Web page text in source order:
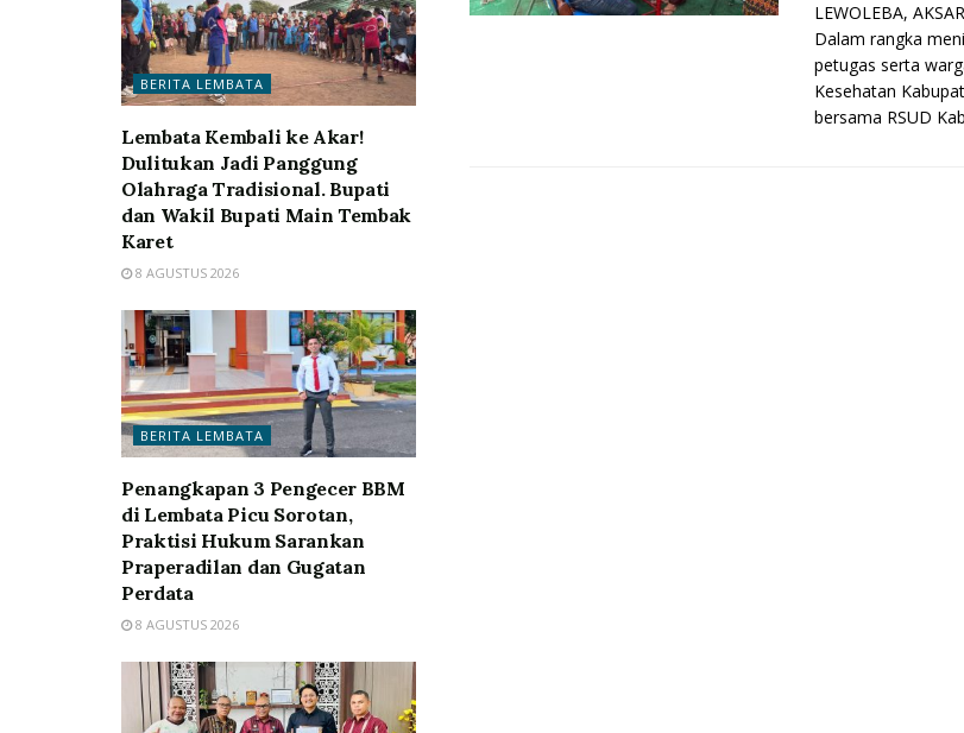
LEWOLEBA,
Dalam rangka
petugas serta
Kesehatan
bersama RSUD
BERITA LEMBATA
Lembata Kembali ke Akar!
Dulitukan Jadi Panggung
Olahraga Tradisional. Bupati
dan Wakil Bupati Main Tembak
Karet
8 AGUSTUS 2026
BERITA LEMBATA
Penangkapan 3 Pengecer BBM
di Lembata Picu Sorotan,
Praktisi Hukum Sarankan
Praperadilan dan Gugatan
Perdata
8 AGUSTUS 2026